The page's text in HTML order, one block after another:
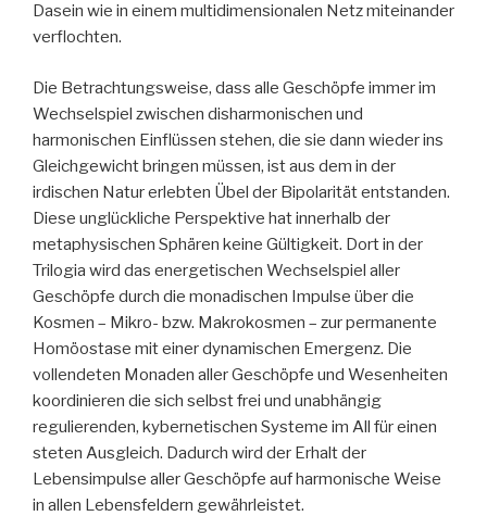
Dasein wie in einem multidimensionalen Netz miteinander
verflochten.
Die Betrachtungsweise, dass alle Geschöpfe immer im
Wechselspiel zwischen disharmonischen und
harmonischen Einflüssen stehen, die sie dann wieder ins
Gleichgewicht bringen müssen, ist aus dem in der
irdischen Natur erlebten Übel der Bipolarität entstanden.
Diese unglückliche Perspektive hat innerhalb der
metaphysischen Sphären keine Gültigkeit. Dort in der
Trilogia wird das energetischen Wechselspiel aller
Geschöpfe durch die monadischen Impulse über die
Kosmen – Mikro- bzw. Makrokosmen – zur permanente
Homöostase mit einer dynamischen Emergenz. Die
vollendeten Monaden aller Geschöpfe und Wesenheiten
koordinieren die sich selbst frei und unabhängig
regulierenden, kybernetischen Systeme im All für einen
steten Ausgleich. Dadurch wird der Erhalt der
Lebensimpulse aller Geschöpfe auf harmonische Weise
in allen Lebensfeldern gewährleistet.